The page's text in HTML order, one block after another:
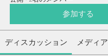
参加する
ディスカッション メディア